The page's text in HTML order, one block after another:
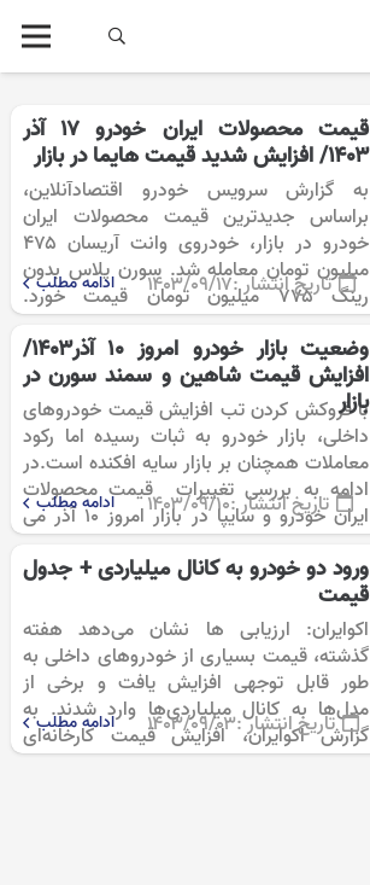
قیمت محصولات ایران خودرو ۱۷ آذر
۱۴۰۳/ افزایش شدید قیمت هایما در بازار
به گزارش سرویس خودرو اقتصادآنلاین،
براساس جدیدترین قیمت محصولات ایران
خودرو در بازار، خودروی وانت آریسان ۴۷۵
میلیون تومان معامله شد. سورن پلاس بدون
رینگ ۷۷۵ میلیون تومان قیمت خورد.
همچنین سورن پلاس فول نیز ۷۹۲ میلیون
تومان خرید و…
تاریخ انتشار :۱۴۰۳/۰۹/۱۷ ادامه مطلب
وضعیت بازار خودرو امروز ۱۰ آذر۱۴۰۳/
افزایش قیمت شاهین و سمند سورن در
بازار
با فروکش کردن تب افزایش قیمت خودروهای
داخلی، بازار خودرو به ثبات رسیده اما رکود
معاملات همچنان بر بازار سایه افکنده است.در
ادامه به بررسی تغییرات قیمت محصولات
ایران خودرو و سایپا در بازار امروز ۱۰ آذر می
پردازیم: به…
تاریخ انتشار :۱۴۰۳/۰۹/۱۰ ادامه مطلب
ورود دو خودرو به کانال میلیاردی + جدول
قیمت
اکوایران: ارزیابی ها نشان می‌دهد هفته
گذشته، قیمت بسیاری از خودروهای داخلی به
طور قابل توجهی افزایش یافت و برخی از
مدل‌ها به کانال میلیاردی‌ها وارد شدند. به
گزارش اکوایران، افزایش قیمت کارخانه‌‌ای
محصولات ایران‌خودرو و سایپا که اواسط
تاریخ انتشار :۱۴۰۳/۰۹/۰۳ ادامه مطلب